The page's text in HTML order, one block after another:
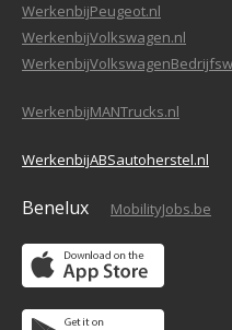
WerkenbijPeugeot.nl
WerkenbijVolkswagen.nl
WerkenbijMANTrucks.nl
WerkenbijABSautoherstel.nl
Benelux MobilityJobs.be